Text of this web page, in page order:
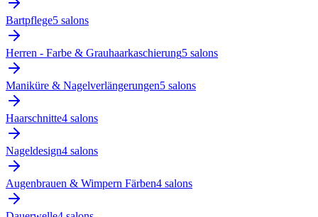
Bartpflege5 salons
Herren - Farbe & Grauhaarkaschierung5 salons
Maniküre & Nagelverlängerungen5 salons
Haarschnitte4 salons
Nageldesign4 salons
Augenbrauen & Wimpern Färben4 salons